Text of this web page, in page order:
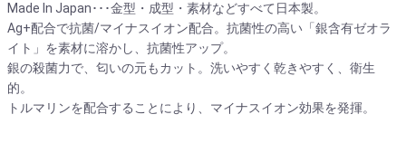
Made In Japan･･･金型・成型・素材などすべて日本製。
Ag+配合で抗菌/マイナスイオン配合。抗菌性の高い「銀含有ゼオラ
イト」を素材に溶かし、抗菌性アップ。
銀の殺菌力で、匂いの元もカット。洗いやすく乾きやすく、衛生
的。
トルマリンを配合することにより、マイナスイオン効果を発揮。